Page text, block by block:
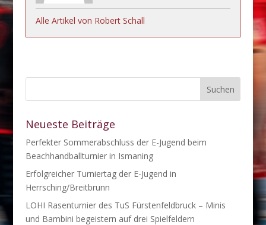
Alle Artikel von Robert Schall
Neueste Beiträge
Perfekter Sommerabschluss der E-Jugend beim
Beachhandballturnier in Ismaning
Erfolgreicher Turniertag der E-Jugend in
Herrsching/Breitbrunn
LOHI Rasenturnier des TuS Fürstenfeldbruck – Minis
und Bambini begeistern auf drei Spielfeldern